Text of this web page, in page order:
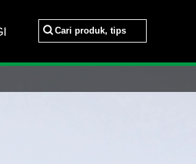
Cari produk, tips
Cari produk, tips